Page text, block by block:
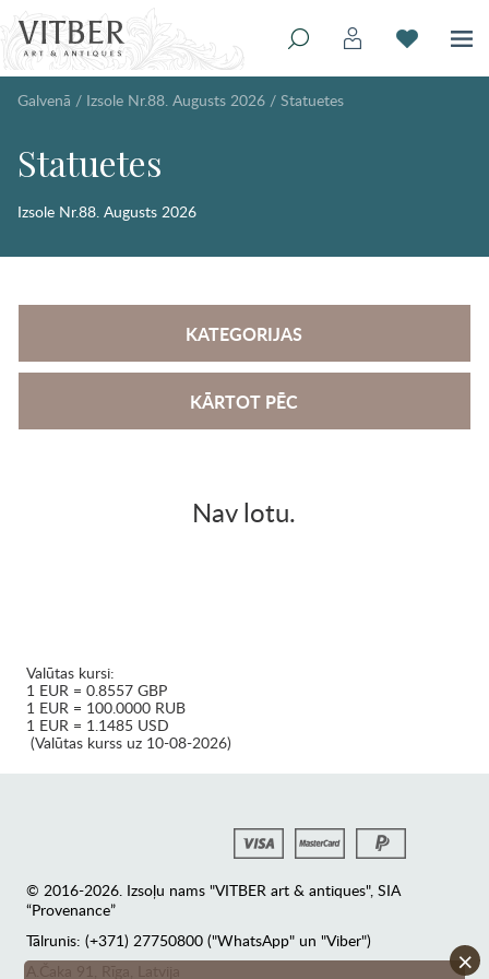
Galvenā / Izsole Nr.88. Augusts 2026 / Statuetes
Statuetes
Izsole Nr.88. Augusts 2026
KATEGORIJAS
KĀRTOT PĒC
Nav lotu.
×
Valūtas kursi:
1 EUR = 0.8557 GBP
1 EUR = 100.0000 RUB
1 EUR = 1.1485 USD
(Valūtas kurss uz 10-08-2026)
© 2016-2026. Izsoļu nams "VITBER art & antiques", SIA
“Provenance”
Tālrunis: (+371) 27750800 ("WhatsApp" un "Viber")